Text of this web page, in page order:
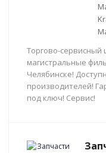
Торгово-сервисный
магистральные
Челябинске!
производителей!
под ключ! Сервис!